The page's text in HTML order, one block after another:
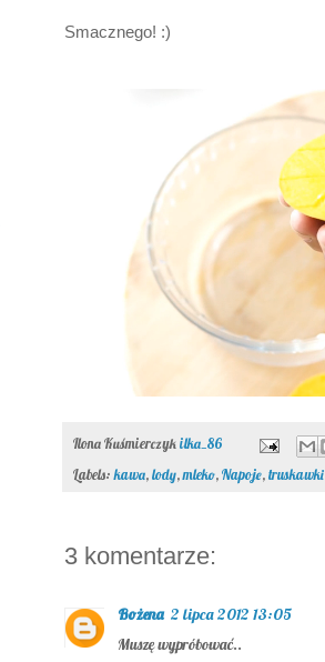
Smacznego! :)
Ilona Kuśmierczykilka_86
Labels:kawa,lody,mleko,Napoje,truskawki
3 komentarze:
Bożena 2 lipca 2012 13:05
Muszę wypróbować..